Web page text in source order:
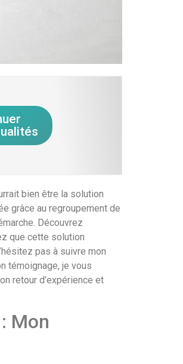
bien être la solution
grâce au regroupement de
Découvrez
que cette solution
pas à suivre mon
témoignage, je vous
retour d’expérience et
Mon